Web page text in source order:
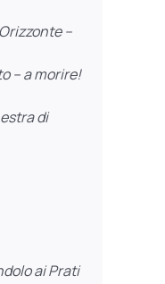
–
– a morire!
di
ai Prati